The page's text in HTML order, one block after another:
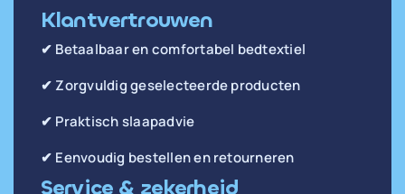
Klantvertrouwen
✔ Betaalbaar en comfortabel bedtextiel
✔ Zorgvuldig geselecteerde producten
✔ Praktisch slaapadvie
✔ Eenvoudig bestellen en retourneren
Service & zekerheid